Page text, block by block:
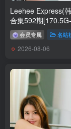
Leehee Express(
合集592期
会员专属 名站
2026-08-06